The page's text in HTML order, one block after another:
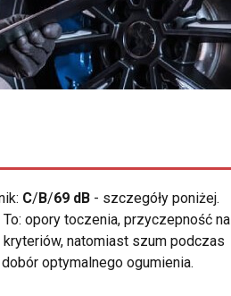
C/ B/69 dB - szczegóły poniżej.
opory toczenia, przyczepność na
natomiast szum podczas
optymalnego ogumienia.